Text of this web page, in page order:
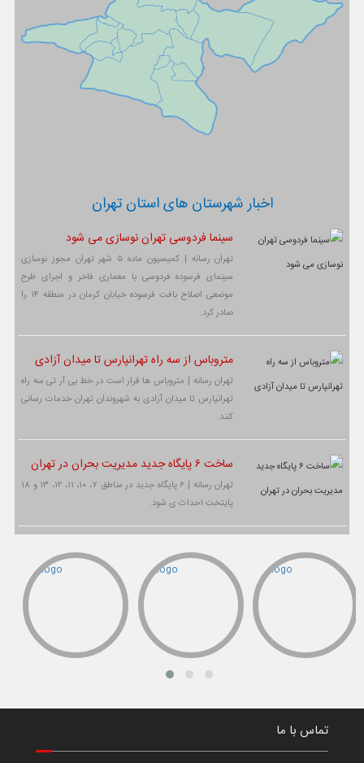
اخبار شهرستان های استان تهران
سینما فردوسی تهران نوسازی می شود
تهران رسانه | کمیسیون ماده ۵ شهر تهران مجوز نوسازی
سینمای فرسوده فردوسی با معماری فاخر و اجرای طرح
موضعی اصلاح بافت فرسوده خیابان کرمان در منطقه ۱۴ را
صادر کرد.
متروباس از سه راه تهرانپارس تا میدان آزادی
تهران رسانه | متروباس ها قرار است در خط بی آر تی سه راه
تهرانپارس تا میدان آزادی به شهروندان تهران خدمات رسانی
کنند.
ساخت ۶ پایگاه جدید مدیریت بحران در تهران
تهران رسانه | ۶ پایگاه جدید در مناطق ۷، ۱۰، ۱۱، ۱۲، ۱۳ و ۱۸
پایتخت احداث ی شود.
تماس با ما